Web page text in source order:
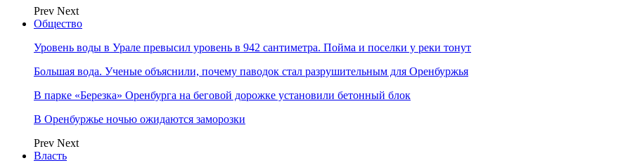
Prev Next
Общество
Уровень воды в Урале превысил уровень в 942 сантиметра. Пойма и поселки у реки тонут
Большая вода. Ученые объяснили, почему паводок стал разрушительным для Оренбуржья
В парке «Березка» Оренбурга на беговой дорожке установили бетонный блок
В Оренбуржье ночью ожидаются заморозки
Prev Next
Власть